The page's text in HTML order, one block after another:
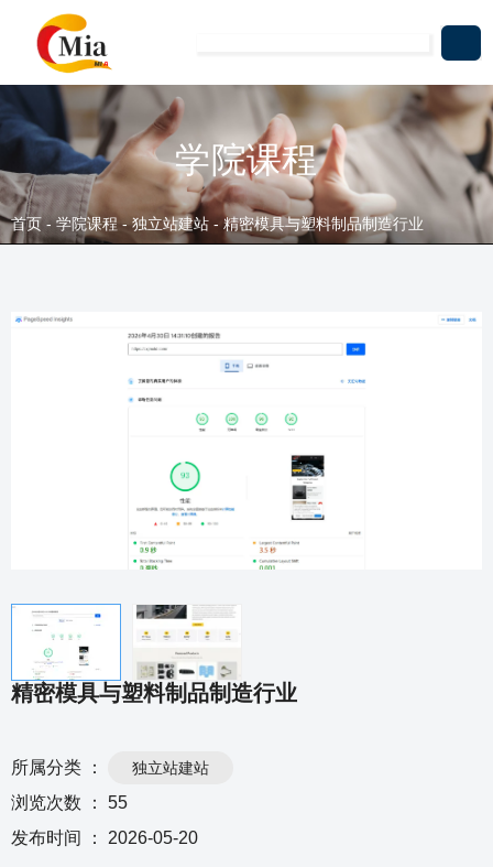
学院课程
首页 -学院课程 -独立站建站 -精密模具与塑料制品制造行业
精密模具与塑料制品制造行业
所属分类 ： 独立站建站
浏览次数 ： 55
发布时间 ： 2026-05-20